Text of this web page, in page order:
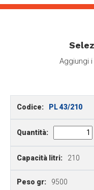
Aggiungi
Codice: PL 43/210
Quantità:
Capacità litri: 210
Peso gr: 9500